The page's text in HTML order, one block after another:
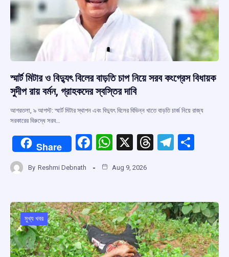
স্মার্ট মিটার ও বিদ্যুৎ বিলের বাড়তি চাপ নিয়ে সরব কংগ্রেস বিধায়ক
সুদীপ রায় বর্মন, গ্রাহকদের স্বস্তির দাবি
আগরতলা, ৯ আগস্ট: স্মার্ট মিটার স্থাপন এবং বিদ্যুৎ বিলের বিভিন্ন খাতে বাড়তি চার্জ নিয়ে রাজ্য
সরকারের বিরুদ্ধে সরব…
Share
F
ce
o
o
k
W
at
A
p
p
X
T
d
s
T
a
m
By Reshmi Debnath Aug 9, 2026
মুখ্য খবর